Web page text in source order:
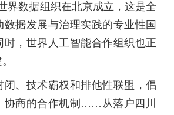
数据组织在北京成立，这是全
数据发展与治理实践的专业性国
时，世界人工智能合作组织也正
、技术霸权和排他性联盟，倡
协商的合作机制……从落户四川